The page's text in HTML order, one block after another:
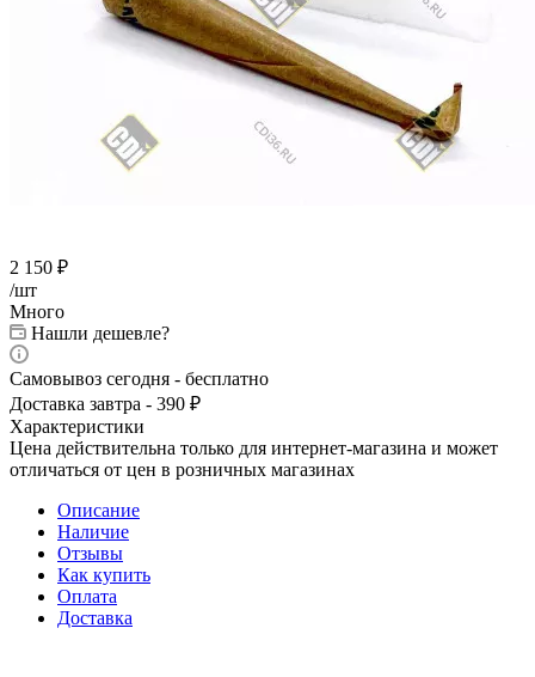
2 150 ₽
/шт
Много
Нашли дешевле?
Самовывоз сегодня - бесплатно
Доставка завтра - 390 ₽
Характеристики
Цена действительна только для интернет-магазина и может
отличаться от цен в розничных магазинах
Описание
Наличие
Отзывы
Как купить
Оплата
Доставка